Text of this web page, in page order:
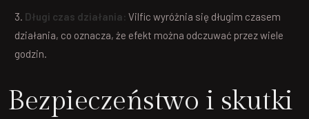
Długi czas działania: Vilfic wyróżnia się długim czasem
działania, co oznacza, że efekt można odczuwać przez wiele
godzin.
Bezpieczeństwo i skutki